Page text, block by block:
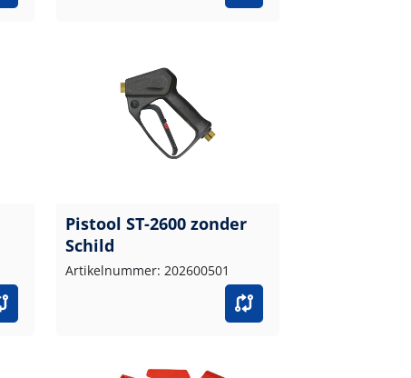
Pistool ST-2600 zonder
Schild
Artikelnummer: 202600501